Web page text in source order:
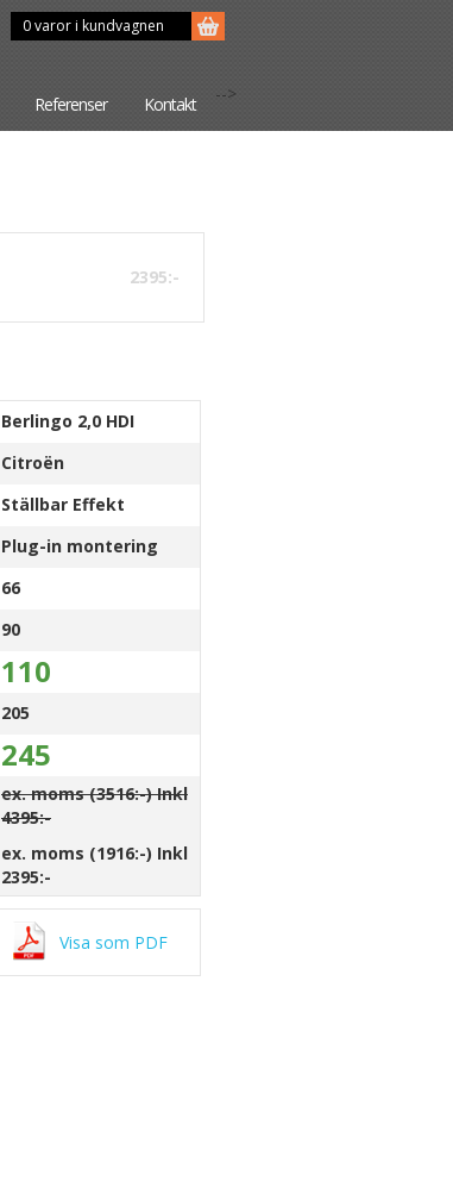
-->
Referenser Kontakt
0 varor i kundvagnen
2395:-
Berlingo 2,0 HDI
Citroën
Ställbar Effekt
Plug-in montering
66
90
110
205
245
ex. moms (3516:-) Inkl
4395:-
ex. moms (1916:-) Inkl
2395:-
Visa som PDF